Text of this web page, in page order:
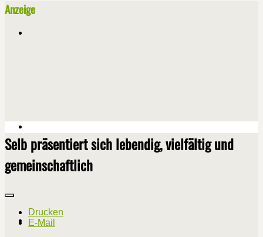
Anzeige
Selb präsentiert sich lebendig, vielfältig und
gemeinschaftlich
Drucken
E-Mail